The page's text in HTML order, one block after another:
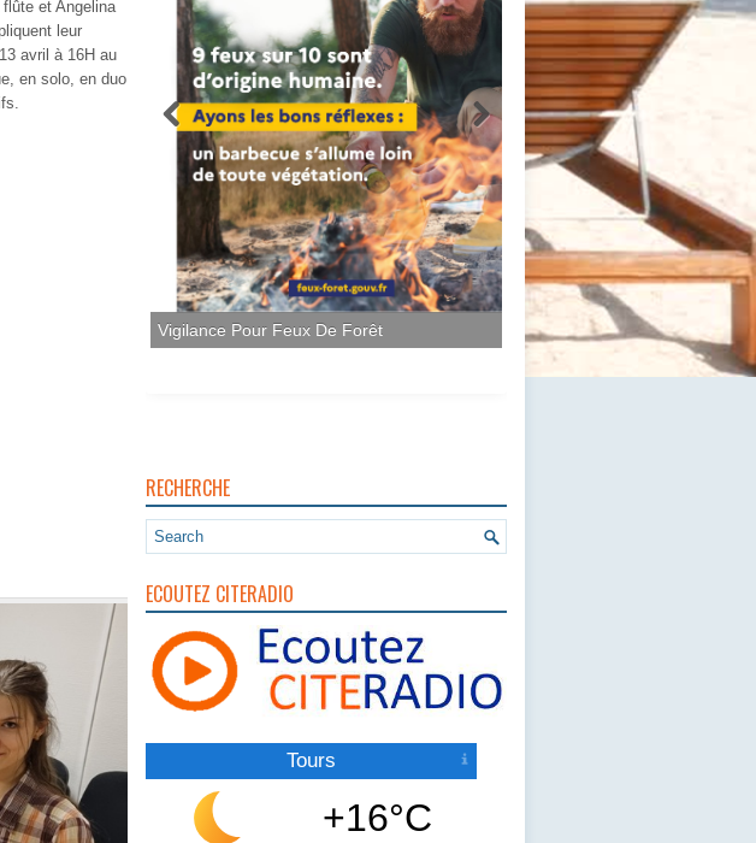
et Angelina
leur
avril à 16H au
en solo, en duo
RECHERCHE
ECOUTEZ CITERADIO
Tours
+16°C